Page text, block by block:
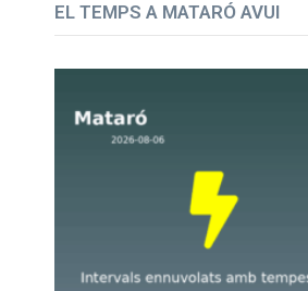
EL TEMPS A MATARÓ AVUI